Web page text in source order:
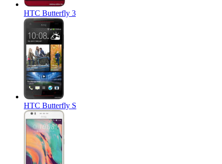
HTC Butterfly 3
HTC Butterfly S